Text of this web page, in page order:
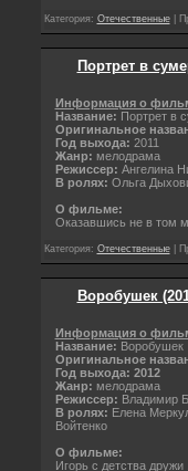
Категория: Отечественные|
Портрет в
Информация о
Название: Портрет в
Оригинальное
Год выхода: 2011
Жанр: мелодрама
Режиссер: Ангелина
В ролях: Ольга
О фильме:
Оказавшись не в том
Категория: Отечественные|
Воробушек
Информация о
Название: Воробушек
Оригинальное
Год выхода: 2012
Жанр: мелодрама
Режиссер: Владимир
В ролях: Елена
Войтенко
О фильме:
Игорь с детства дружи